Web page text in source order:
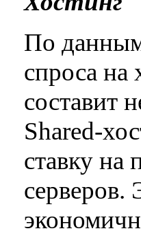
По
спроса на
составит
Shared-
ставку
серверов.